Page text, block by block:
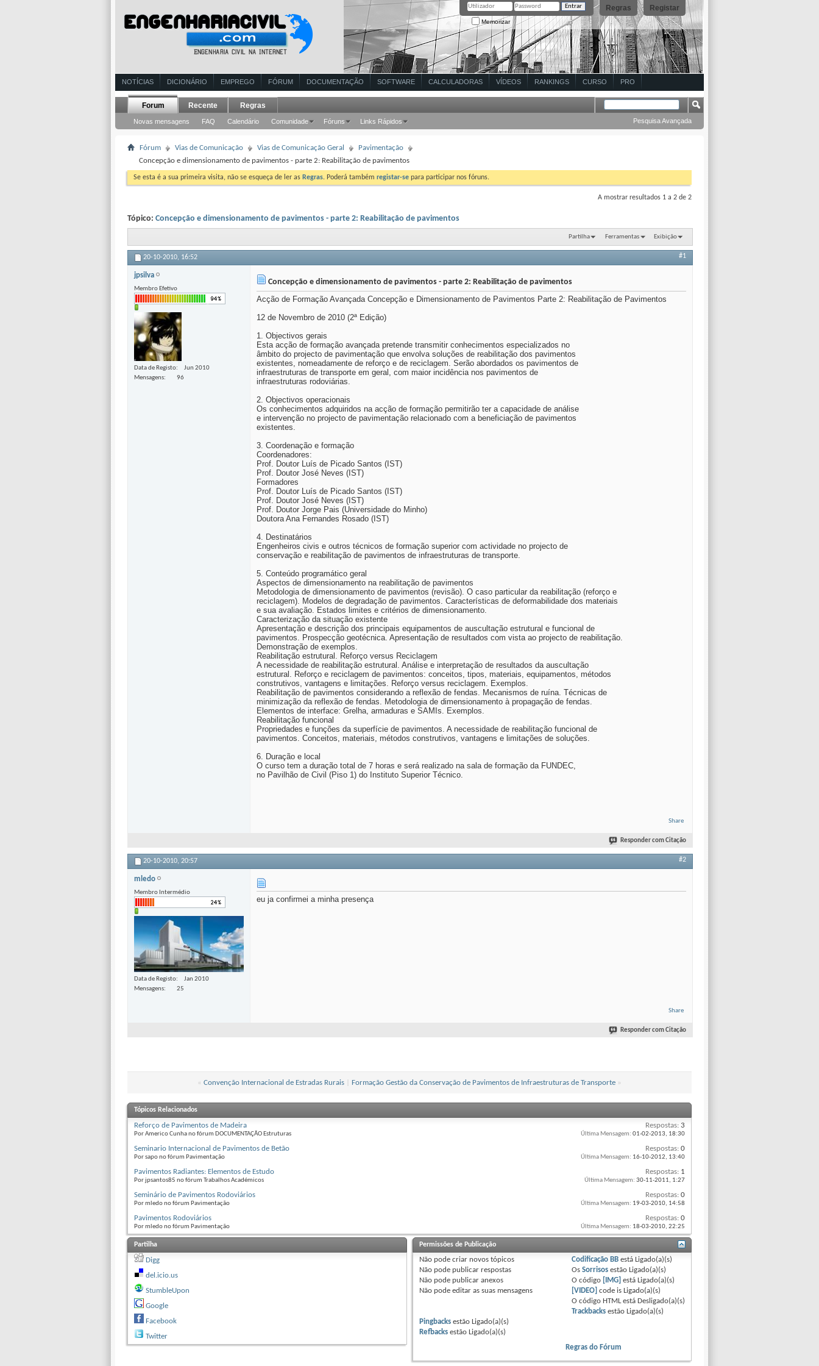
NOTÍCIAS DICIONÁRIO EMPREGO FÓRUM DOCUMENTAÇÃO SOFTWARE CALCULADORAS VÍDEOS RANKINGS CURSO PRO
Registar
Regras
Memorizar
Forum
Novas mensagens FAQ Calendário Comunidade Fóruns Links Rápidos
Recente Regras
Pesquisa Avançada
Fórum Vias de Comunicação Vias de Comunicação Geral
Pavimentação
Concepção e dimensionamento de pavimentos - parte 2: Reabilitação de pavimentos
Se esta é a sua primeira visita, não se esqueça de ler as Regras. Poderá também registar-se para participar nos fóruns.
A mostrar resultados 1 a 2 de 2
Tópico: Concepção e dimensionamento de pavimentos - parte 2: Reabilitação de pavimentos
Partilha Ferramentas Exibição
20-10-2010, 16:52 #1
jpsilva
Membro Efetivo
Data de Registo
Jun 2010
Mensagens
96
Concepção e dimensionamento de pavimentos - parte 2: Reabilitação de pavimentos
Acção de Formação Avançada Concepção e Dimensionamento de Pavimentos Parte 2: Reabilitação de Pavimentos
12 de Novembro de 2010 (2ª Edição)
1. Objectivos gerais
Esta acção de formação avançada pretende transmitir conhecimentos especializados no
âmbito do projecto de pavimentação que envolva soluções de reabilitação dos pavimentos
existentes, nomeadamente de reforço e de reciclagem. Serão abordados os pavimentos de
infraestruturas de transporte em geral, com maior incidência nos pavimentos de
infraestruturas rodoviárias.
2. Objectivos operacionais
Os conhecimentos adquiridos na acção de formação permitirão ter a capacidade de análise
e intervenção no projecto de pavimentação relacionado com a beneficiação de pavimentos
existentes.
3. Coordenação e formação
Coordenadores:
Prof. Doutor Luís de Picado Santos (IST)
Prof. Doutor José Neves (IST)
Formadores
Prof. Doutor Luís de Picado Santos (IST)
Prof. Doutor José Neves (IST)
Prof. Doutor Jorge Pais (Universidade do Minho)
Doutora Ana Fernandes Rosado (IST)
4. Destinatários
Engenheiros civis e outros técnicos de formação superior com actividade no projecto de
conservação e reabilitação de pavimentos de infraestruturas de transporte.
5. Conteúdo programático geral
Aspectos de dimensionamento na reabilitação de pavimentos
Metodologia de dimensionamento de pavimentos (revisão). O caso particular da reabilitação (reforço e
reciclagem). Modelos de degradação de pavimentos. Características de deformabilidade dos materiais
e sua avaliação. Estados limites e critérios de dimensionamento.
Caracterização da situação existente
Apresentação e descrição dos principais equipamentos de auscultação estrutural e funcional de
pavimentos. Prospecção geotécnica. Apresentação de resultados com vista ao projecto de reabilitação.
Demonstração de exemplos.
Reabilitação estrutural. Reforço versus Reciclagem
A necessidade de reabilitação estrutural. Análise e interpretação de resultados da auscultação
estrutural. Reforço e reciclagem de pavimentos: conceitos, tipos, materiais, equipamentos, métodos
construtivos, vantagens e limitações. Reforço versus reciclagem. Exemplos.
Reabilitação de pavimentos considerando a reflexão de fendas. Mecanismos de ruína. Técnicas de
minimização da reflexão de fendas. Metodologia de dimensionamento à propagação de fendas.
Elementos de interface: Grelha, armaduras e SAMIs. Exemplos.
Reabilitação funcional
Propriedades e funções da superfície de pavimentos. A necessidade de reabilitação funcional de
pavimentos. Conceitos, materiais, métodos construtivos, vantagens e limitações de soluções.
6. Duração e local
O curso tem a duração total de 7 horas e será realizado na sala de formação da FUNDEC,
no Pavilhão de Civil (Piso 1) do Instituto Superior Técnico.
Share
Responder com Citação
20-10-2010, 20:57 #2
mledo
Membro Intermédio
Data de Registo
Jan 2010
Mensagens
25
eu ja confirmei a minha presença
Share
Responder com Citação
« Convenção Internacional de Estradas Rurais Formação Gestão da Conservação de Pavimentos de Infraestruturas de Transporte »
Tópicos Relacionados
Reforço de Pavimentos de Madeira
Por Americo Cunha no fórum DOCUMENTAÇÃO Estruturas
Respostas: 3
Última Mensagem: 01-02-2013, 18:30
Seminario Internacional de Pavimentos de Betão
Por sapo no fórum Pavimentação
Respostas: 0
Última Mensagem: 16-10-2012, 13:40
Pavimentos Radiantes: Elementos de Estudo
Por jpsantos85 no fórum Trabalhos Académicos
Respostas: 1
Última Mensagem: 30-11-2011, 1:27
Seminário de Pavimentos Rodoviários
Por mledo no fórum Pavimentação
Respostas: 0
Última Mensagem: 19-03-2010, 14:58
Pavimentos Rodoviários
Por mledo no fórum Pavimentação
Respostas: 0
Última Mensagem: 18-03-2010, 22:25
Partilha
Digg
del.icio.us
StumbleUpon
Google
Facebook
Twitter
Permissões de Publicação
Não podecriar novos tópicos
Não podepublicar respostas
Não podepublicar anexos
Não podeeditar as suas mensagens
Codificação BBestá Ligado(a)(s)
Os Sorrisosestão Ligado(a)(s)
O código [IMG] está Ligado(a)(s)
[VIDEO] code is Ligado(a)(s)
O código HTML está Desligado(a)(s)
Trackbacksestão Ligado(a)(s)
Pingbacksestão Ligado(a)(s)
Refbacksestão Ligado(a)(s)
Regras do Fórum